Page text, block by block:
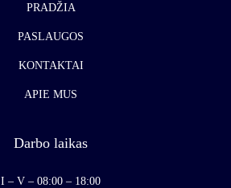
PRADŽIA
PASLAUGOS
KONTAKTAI
APIE MUS
Darbo laikas
I – V – 08:00 – 18:00